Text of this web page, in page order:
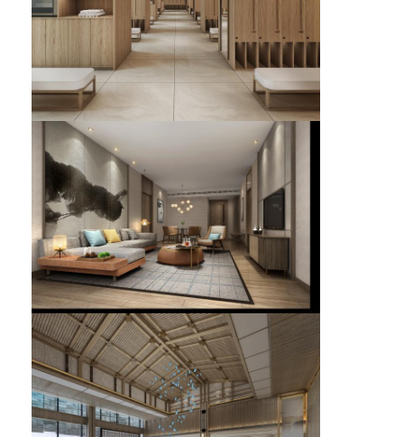
ভিলা আসবাবপত্র
অ্যাপার্টমেন্টের আসবাবপত্র
বাণিজ্যিক ক্লাবের আসবাবপত্র
ডাইনিং রুমের আসবাবপত্র
অফিস আসবাব
আসবাবপত্র
সজ্জিত আসবাবপত্র